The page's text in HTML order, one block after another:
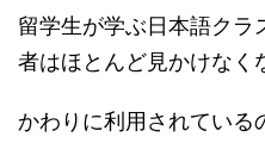
留学生が学ぶ日本語ク
者はほとんど見かけなく
かわりに利用されている